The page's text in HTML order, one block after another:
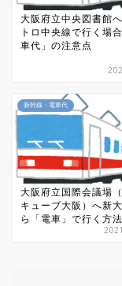
大阪府立中央図書館
トロ中央線で行く場
車代」の注意点
新幹線・電車代
大阪府立国際会議場
キューブ大阪）へ新
ら「電車」で行く方法